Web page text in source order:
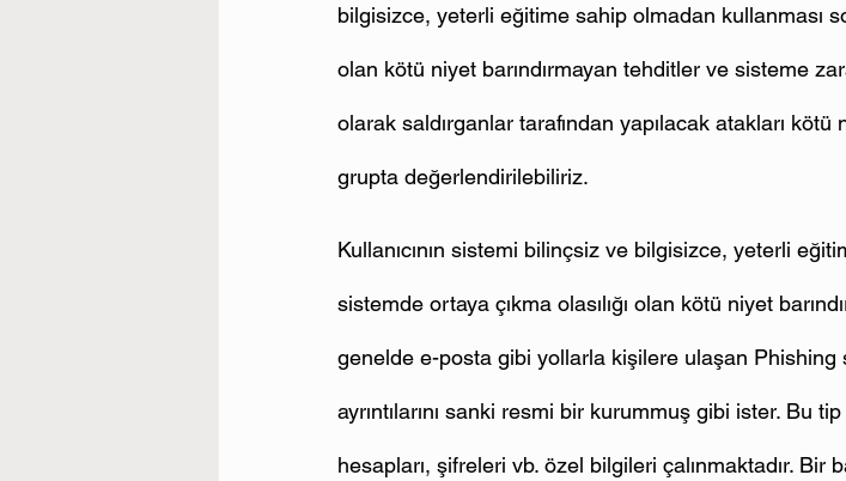
bilgisizce, yeterli eğitime sahip olmadan kullanması
olan kötü niyet barındırmayan tehditler ve sisteme
olarak saldırganlar tarafından yapılacak atakları
grupta değerlendirilebiliriz.
Kullanıcının sistemi bilinçsiz ve bilgisizce, yeterli
sistemde ortaya çıkma olasılığı olan kötü niyet
genelde e-posta gibi yollarla kişilere ulaşan Phishing
ayrıntılarını sanki resmi bir kurummuş gibi ister. Bu
hesapları, şifreleri vb. özel bilgileri çalınmaktadır. Bir